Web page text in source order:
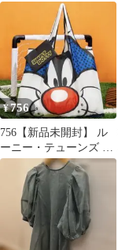
ク
¥756
756【新品未開封】 ル
ーニー・テューンズ エ
コバッグ